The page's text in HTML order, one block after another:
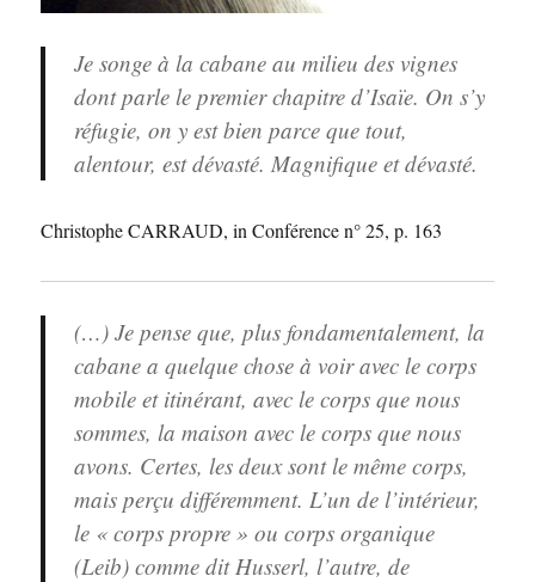
Je songe à la cabane au milieu des vignes
dont parle le premier chapitre d’Isaïe. On s’y
réfugie, on y est bien parce que tout,
alentour, est dévasté. Magnifique et dévasté.
Christophe CARRAUD, in Conférence n° 25, p. 163
(…) Je pense que, plus fondamentalement, la
cabane a quelque chose à voir avec le corps
mobile et itinérant, avec le corps que nous
sommes, la maison avec le corps que nous
avons. Certes, les deux sont le même corps,
mais perçu différemment. L’un de l’intérieur,
le « corps propre » ou corps organique
(Leib) comme dit Husserl, l’autre, de